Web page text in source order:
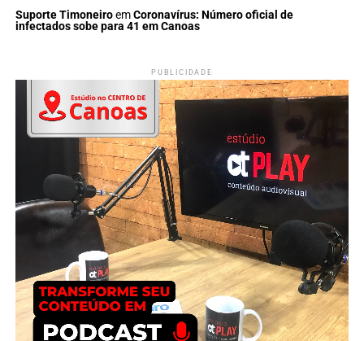
Suporte TimoneiroemCoronavírus: Número oficial de
infectados sobe para 41 em Canoas
PUBLICIDADE